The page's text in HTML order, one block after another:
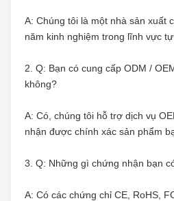
A: Chúng tôi là một nhà sản xuất
năm kinh nghiệm trong lĩnh vực
2. Q: Bạn có cung cấp ODM /
không?
A: Có, chúng tôi hỗ trợ dịch vụ
nhận được chính xác sản phẩm
3. Q: Những gì chứng nhận bạn
A: Có các chứng chỉ CE, RoHS,